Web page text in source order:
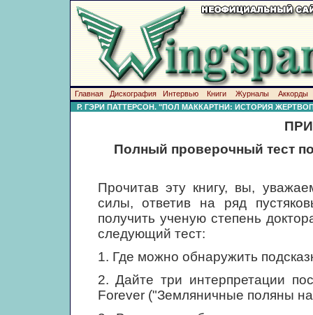
Главная Дискография Интервью Книги Журналы
Аккорды
Р. ГЭРИ ПАТТЕРСОН. "ПОЛ МАККАРТНИ: ИСТОРИЯ
Полный проверочный тест
Прочитав эту книгу, вы,
силы, ответив на ряд
получить ученую степень
следующий тест:
1. Где можно обнаружить
2. Дайте три интерпретации
Forever ("Земляничные поляны